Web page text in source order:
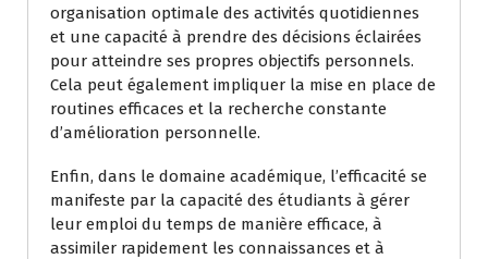
organisation optimale des activités quotidiennes
et une capacité à prendre des décisions éclairées
pour atteindre ses propres objectifs personnels.
Cela peut également impliquer la mise en place de
routines efficaces et la recherche constante
d’amélioration personnelle.
Enfin, dans le domaine académique, l’efficacité se
manifeste par la capacité des étudiants à gérer
leur emploi du temps de manière efficace, à
assimiler rapidement les connaissances et à